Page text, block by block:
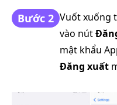
Bước 2 Vuốt xuống
vào nút
mật khẩu
Đăng xuất